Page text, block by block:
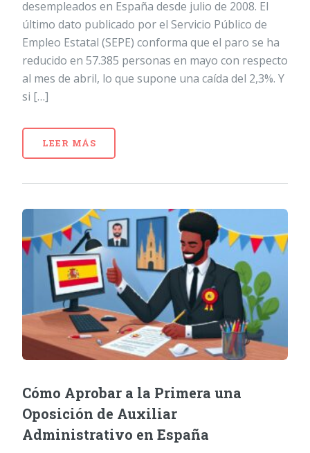
desempleados en España desde julio de 2008. El
último dato publicado por el Servicio Público de
Empleo Estatal (SEPE) conforma que el paro se ha
reducido en 57.385 personas en mayo con respecto
al mes de abril, lo que supone una caída del 2,3%. Y
si […]
LEER MÁS
Cómo Aprobar a la Primera una
Oposición de Auxiliar
Administrativo en España